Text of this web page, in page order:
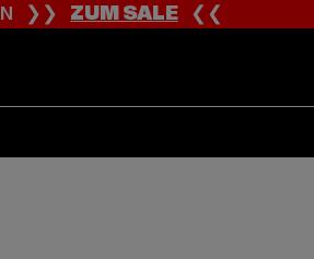
❯❯ZUM SALE❮❮